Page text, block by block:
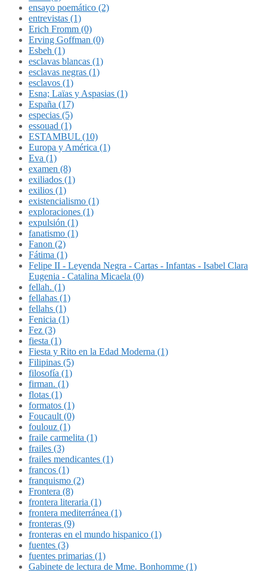
ensayo poemático (2)
entrevistas (1)
Erich Fromm (0)
Erving Goffman (0)
Esbeh (1)
esclavas blancas (1)
esclavas negras (1)
esclavos (1)
Esna; Laïas y Aspasias (1)
España (17)
especias (5)
essouad (1)
ESTAMBUL (10)
Europa y América (1)
Eva (1)
examen (8)
exiliados (1)
exilios (1)
existencialismo (1)
exploraciones (1)
expulsión (1)
fanatismo (1)
Fanon (2)
Fátima (1)
Felipe II - Leyenda Negra - Cartas - Infantas - Isabel Clara
Eugenia - Catalina Micaela (0)
fellah. (1)
fellahas (1)
fellahs (1)
Fenicia (1)
Fez (3)
fiesta (1)
Fiesta y Rito en la Edad Moderna (1)
Filipinas (5)
filosofía (1)
firman. (1)
flotas (1)
formatos (1)
Foucault (0)
foulouz (1)
fraile carmelita (1)
frailes (3)
frailes mendicantes (1)
francos (1)
franquismo (2)
Frontera (8)
frontera literaria (1)
frontera mediterránea (1)
fronteras (9)
fronteras en el mundo hispanico (1)
fuentes (3)
fuentes primarias (1)
Gabinete de lectura de Mme. Bonhomme (1)